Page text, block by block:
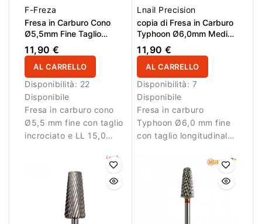
F-Freza
Fresa in Carburo Cono
Ø5,5mm Fine Taglio
Incrociato LL 15,0mm
11,90 €
AL CARRELLO
Disponibilità: 22
Disponibile
Fresa in carburo cono
Ø5,5 mm fine con taglio
incrociato e LL 15,0
Lnail Precision
copia di Fresa in Carburo
Typhoon Ø6,0mm Media
Taglio Longitudinale LL
14,5mm
11,90 €
AL CARRELLO
Disponibilità: 7
Disponibile
Fresa in carburo
Typhoon Ø6,0 mm fine
con taglio longitudinale
per lavori di precisione.